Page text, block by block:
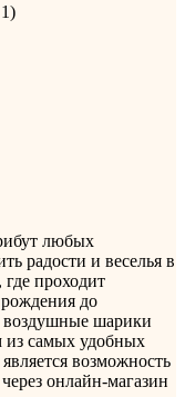
любых
радости и веселья в
проходит
до
воздушные шарики
из самых удобных
возможность
онлайн-магазин